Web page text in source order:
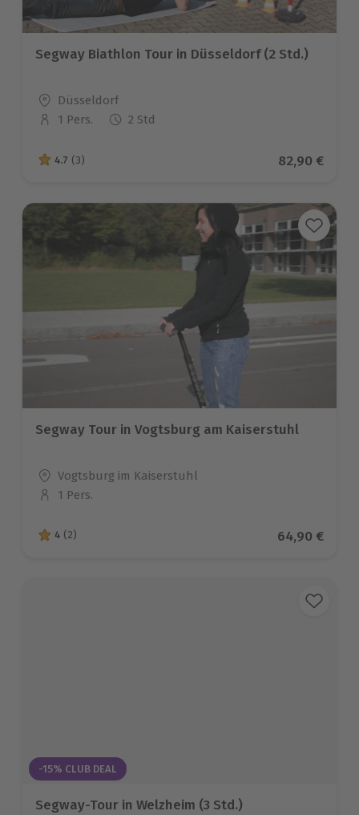
Segway Biathlon Tour in Düsseldorf (2 Std.)
Standort
Düsseldorf
Anzahl der Teilnehmer
1 Pers. 2 Std
4.7 von 5 Sternen basierend auf 3 Bewertungen
4.7 (3) Aktueller
82,90 €
Segway Tour in Vogtsburg am Kaiserstuhl
Standort
Vogtsburg im Kaiserstuhl
Anzahl der Teilnehmer
1 Pers.
4 von 5 Sternen basierend auf 2 Bewertungen
4 (2) Aktueller
64,90 €
-15% CLUB DEAL
Segway-Tour in Welzheim (3 Std.)